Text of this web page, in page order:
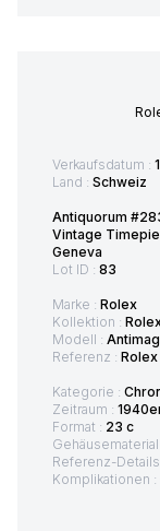
Verkaufsdatum :
Land : Schweiz
Antiquorum
Vintage
Geneva
Lot ID : 83
Marke : Rolex
Kollektion :
Modell :
Referenz :
Kategorie :
Zeitraum :
Format : 23 c
Gehäusematerial
Referenz-
Komplikationen :